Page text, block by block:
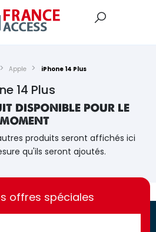
Apple iPhone 14 Plus
14 Plus
disponible pour le
moment
produits seront affichés ici
qu'ils seront ajoutés.
offres spéciales